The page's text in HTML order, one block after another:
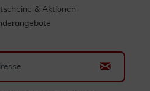
& Aktionen